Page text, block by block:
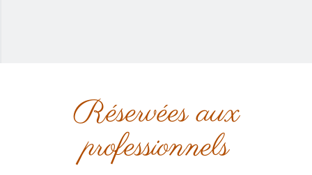
Réservées aux
professionnels